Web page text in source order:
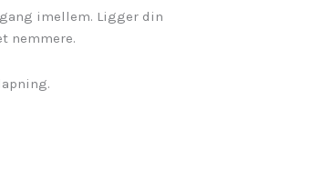
imellem. Ligger din
nemmere.